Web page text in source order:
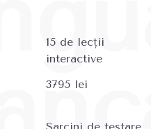
15 de lecții
interactive
3795 lei